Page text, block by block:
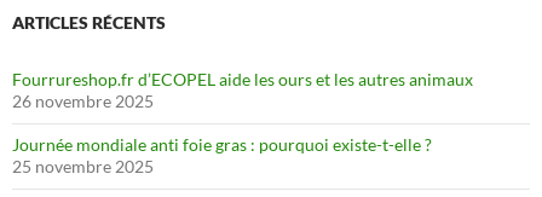
ARTICLES RÉCENTS
Fourrureshop.fr d’ECOPEL aide les ours et les autres animaux
26 novembre 2025
Journée mondiale anti foie gras : pourquoi existe-t-elle ?
25 novembre 2025